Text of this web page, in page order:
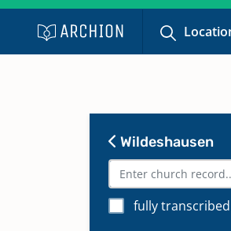
Wildeshausen
fully transcribed
Mischbuch
(Chronik/
1751-1806
Kinder/